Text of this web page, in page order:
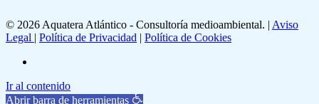
© 2026 Aquatera Atlántico - Consultoría medioambiental. | Aviso
Legal | Política de Privacidad | Política de Cookies
Ir al contenido
Abrir barra de herramientas